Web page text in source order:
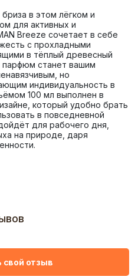
в этом лёгком и
для активных и
Breeze сочетает в себе
с прохладными
в тёплый древесный
парфюм станет вашим
но
индивидуальность в
100 мл выполнен в
который удобно брать
в повседневной
для рабочего дня,
на природе, даря
свой отзыв